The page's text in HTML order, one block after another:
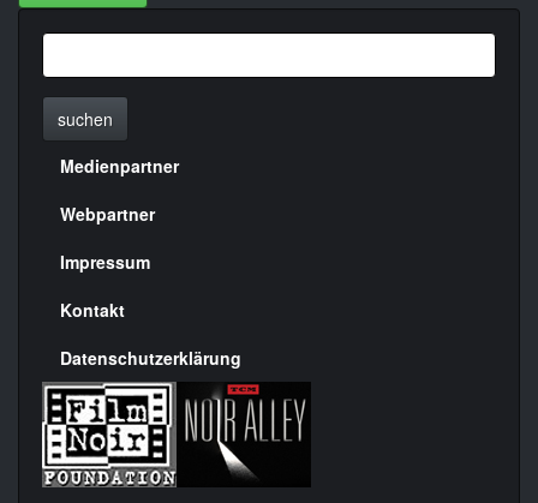
suchen
Menülinks
rechte
Seite
Medienpartner
Webpartner
Impressum
Kontakt
Datenschutzerklärung